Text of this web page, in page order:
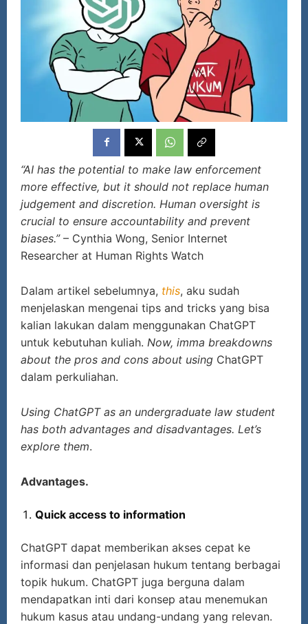
“AI has the potential to make law enforcement
more effective, but it should not replace human
judgement and discretion. Human oversight is
crucial to ensure accountability and prevent
biases.”– Cynthia Wong, Senior Internet
Researcher at Human Rights Watch
Dalam artikel sebelumnya, this, aku sudah
menjelaskan mengenai tips and tricks yang bisa
kalian lakukan dalam menggunakan ChatGPT
untuk kebutuhan kuliah. Now, imma breakdowns
about the pros and cons about using ChatGPT
dalam perkuliahan.
Using ChatGPT as an undergraduate law student
has both advantages and disadvantages. Let’s
explore them.
Advantages.
Quick access to information
ChatGPT dapat memberikan akses cepat ke
informasi dan penjelasan hukum tentang berbagai
topik hukum. ChatGPT juga berguna dalam
mendapatkan inti dari konsep atau menemukan
hukum kasus atau undang-undang yang relevan.